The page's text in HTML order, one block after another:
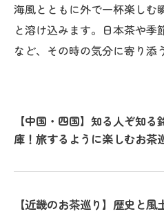
海風とともに外で一杯楽しむ
と溶け込みます。日本茶や季
など、その時の気分に寄り添
【中国・四国】知る人ぞ知る
庫！旅するように楽しむお茶
【近畿のお茶巡り】歴史と風